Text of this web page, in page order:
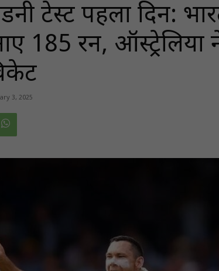
टेस्ट पहला दिन:
185 रन, ऑस्ट्रेलिया
3, 2025